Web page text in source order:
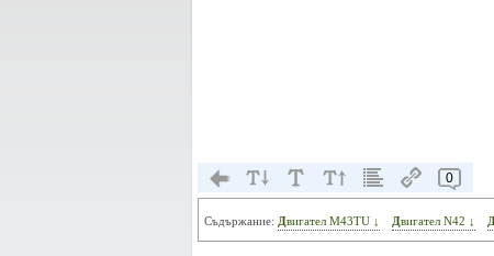
0
Съдържание: Двигател M43TU ↓ Двигател N42 ↓